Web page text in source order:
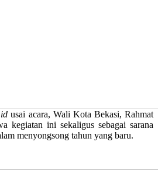
usai acara, Wali Kota Bekasi, Rahmat
kegiatan ini sekaligus sebagai sarana
menyongsong tahun yang baru.